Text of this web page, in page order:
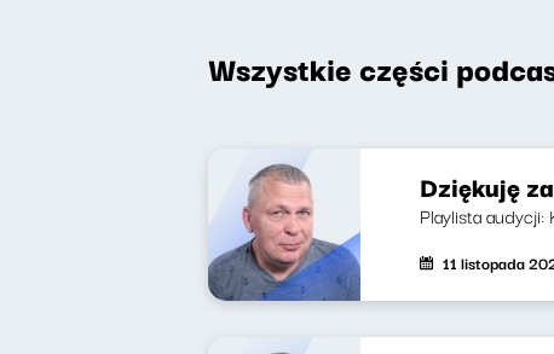
Wszystkie części
Dziękuję
Playlista
11 listopada